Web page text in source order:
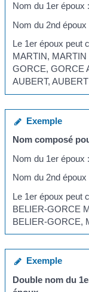
Nom du 1erépoux
Nom du 2ndépoux
Le 1erépoux peut
MARTIN,
GORCE, GORCE
AUBERT,
Exemple
Nom composé
Nom du 1erépoux
Nom du 2ndépoux
Le 1erépoux peut
BELIER-GORCE
BELIER-GORCE,
Exemple
Double nom du 1